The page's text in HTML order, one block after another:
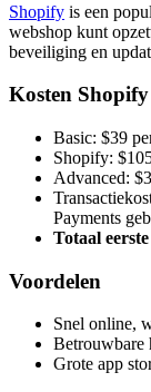
Shopify is een
webshop kunt
beveiliging en
Kosten Shopify
Basic: $39
Shopify:
Advanced:
Payments
Totaal
Voordelen
Snel online,
Betrouwbare
Grote app